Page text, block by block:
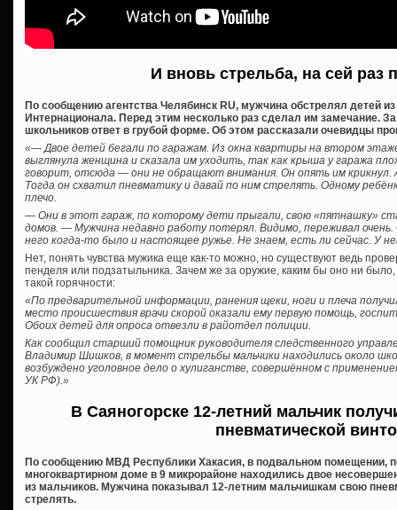
И вновь стрельба, на сей раз
По сообщению агентства Челябинск RU, мужчина обстрелял детей
Интернационала. Перед этим несколько раз сделал им замечание.
школьников ответ в грубой форме. Об этом рассказали очевидцы
«— Двое детей бегали по гаражам. Из окна квартиры на втором
выглянула женщина и сказала им уходить, так как крыша у гаража
говорит, отсюда — они не обращают внимания. Он опять им
Тогда он схватил пневматику и давай по ним стрелять. Одному
плечо.
— Они в этот гараж, по которому дети прыгали, свою «пятнашку»
домов. — Мужчина недавно работу потерял. Видимо, переживал
него когда-то было и настоящее ружье. Не знаем, есть ли сейчас. У
Нет, понять чувства мужика еще как-то можно, но существуют ведь
пенделя или подзатыльника. Зачем же за оружие, каким бы оно ни
такой горячности:
«По предварительной информации, ранения щеки, ноги и плеча
место происшествия врачи скорой оказали ему первую помощь,
Обоих детей для опроса отвезли в райотдел полиции.
Как сообщил старший помощник руководителя следственного
Владимир Шишков, в момент стрельбы мальчики находились около
возбуждено уголовное дело о хулиганстве, совершённом с
УК РФ).»
В Саяногорске 12-летний мальчик
пневматической
По сообщению МВД Республики Хакасия, в подвальном помещении,
многоквартирном доме в 9 микрорайоне находились двое
из мальчиков. Мужчина показывал 12-летним мальчишкам свою
стрелять.